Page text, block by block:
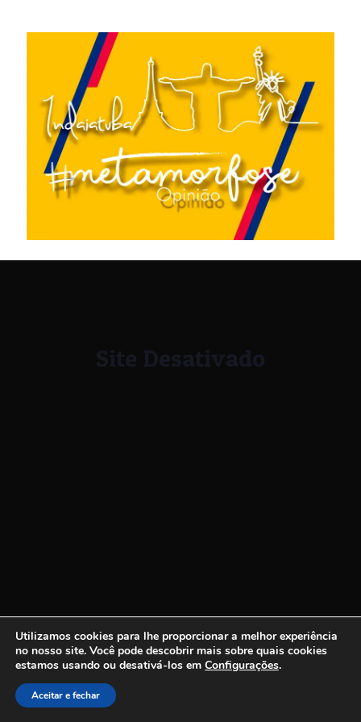
Site Desativado
Utilizamos cookies para lhe proporcionar a melhor experiência
no nosso site. Você pode descobrir mais sobre quais cookies
estamos usando ou desativá-los em Configurações.
Aceitar e fechar